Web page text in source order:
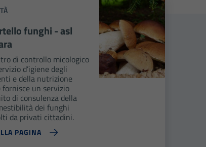
funghi - asl
di controllo micologico
d’igiene degli
e della nutrizione
fornisce un servizio
di consulenza della
dei funghi
da privati cittadini.
PAGINA